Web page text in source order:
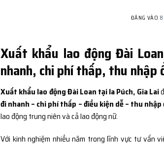
ĐĂNG VÀO
Xuất khẩu lao động Đài
nhanh, chi phí thấp, thu nhập
Xuất khẩu lao động Đài Loan tại Ia Púch, Gia Lai
đi nhanh – chi phí thấp – điều kiện dễ – thu nhập
lao động trung niên và cả lao động nữ.
Với kinh nghiệm nhiều năm trong lĩnh vực tư vấn